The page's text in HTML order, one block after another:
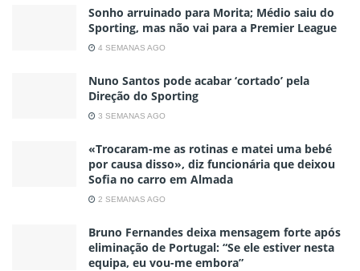
Sonho arruinado para Morita; Médio saiu do
Sporting, mas não vai para a Premier League
4 SEMANAS AGO
Nuno Santos pode acabar ‘cortado’ pela
Direção do Sporting
3 SEMANAS AGO
«Trocaram-me as rotinas e matei uma bebé
por causa disso», diz funcionária que deixou
Sofia no carro em Almada
2 SEMANAS AGO
Bruno Fernandes deixa mensagem forte após
eliminação de Portugal: “Se ele estiver nesta
equipa, eu vou-me embora”